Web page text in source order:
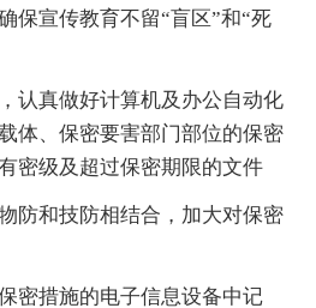
保宣传教育不留“盲区”和“死
真做好计算机及办公自动化
体、保密要害部门部位的保密
密级及超过保密期限的文件
和技防相结合，加大对保密
措施的电子信息设备中记